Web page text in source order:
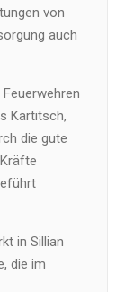
von
auch
Kartitsch,
die gute
in Sillian
die im